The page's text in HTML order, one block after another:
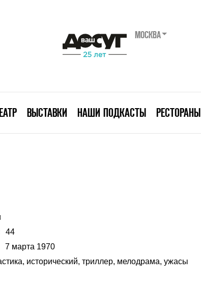
МОСКВА
ВЫСТАВКИ НАШИ ПОДКАСТЫ РЕСТОРАНЫ
44
7 марта 1970
исторический, триллер, мелодрама, ужасы